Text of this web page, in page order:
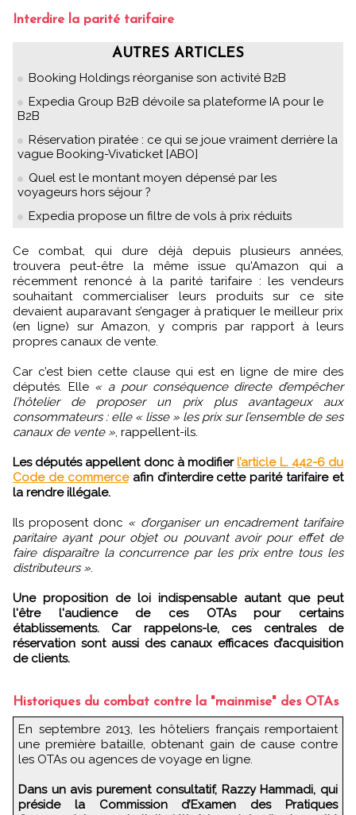
Interdire la parité tarifaire
AUTRES ARTICLES
Booking Holdings réorganise son activité B2B
Expedia Group B2B dévoile sa plateforme IA pour le
B2B
Réservation piratée : ce qui se joue vraiment derrière la
vague Booking-Vivaticket [ABO]
Quel est le montant moyen dépensé par les
voyageurs hors séjour ?
Expedia propose un filtre de vols à prix réduits
Ce combat, qui dure déjà depuis plusieurs années,
trouvera peut-être la même issue qu'Amazon qui a
récemment renoncé à la parité tarifaire : les vendeurs
souhaitant commercialiser leurs produits sur ce site
devaient auparavant s’engager à pratiquer le meilleur prix
(en ligne) sur Amazon, y compris par rapport à leurs
propres canaux de vente.
Car c’est bien cette clause qui est en ligne de mire des
députés. Elle « a pour conséquence directe d’empêcher
l’hôtelier de proposer un prix plus avantageux aux
consommateurs : elle « lisse » les prix sur l’ensemble de ses
canaux de vente », rappellent-ils.
Les députés appellent donc à modifier l’article L. 442-6 du
Code de commerce afin d’interdire cette parité tarifaire et
la rendre illégale.
Ils proposent donc « d’organiser un encadrement tarifaire
paritaire ayant pour objet ou pouvant avoir pour effet de
faire disparaître la concurrence par les prix entre tous les
distributeurs ».
Une proposition de loi indispensable autant que peut
l'être l'audience de ces OTAs pour certains
établissements. Car rappelons-le, ces centrales de
réservation sont aussi des canaux efficaces d’acquisition
de clients.
Historiques du combat contre la "mainmise" des OTAs
En septembre 2013, les hôteliers français remportaient
une première bataille, obtenant gain de cause contre
les OTAs ou agences de voyage en ligne.
Dans un avis purement consultatif, Razzy Hammadi, qui
préside la Commission d’Examen des Pratiques